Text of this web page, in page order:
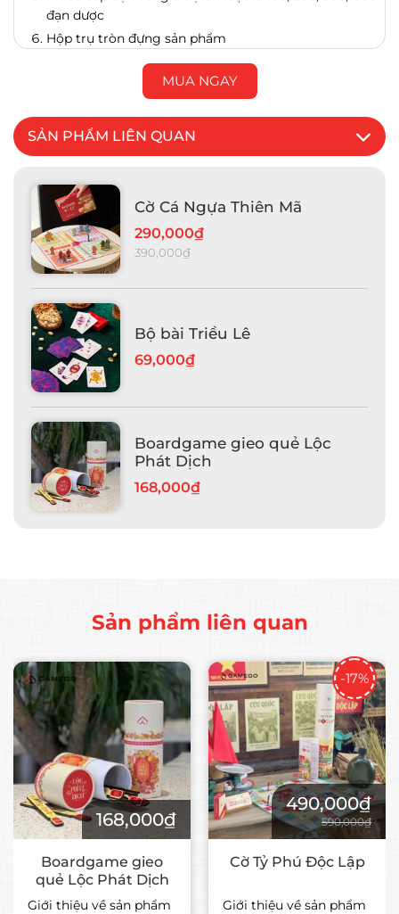
đạn dược
Hộp trụ tròn đựng sản phẩm
MUA NGAY
SẢN PHẨM LIÊN QUAN
Cờ Cá Ngựa Thiên Mã
290,000₫
390,000₫
Bộ bài Triều Lê
69,000₫
Boardgame gieo quẻ Lộc
Phát Dịch
168,000₫
Sản phẩm liên quan
168,000₫
Boardgame gieo
quẻ Lộc Phát Dịch
Giới thiệu về sản phẩm
-17%
490,000₫
590,000₫
Cờ Tỷ Phú Độc Lập
Giới thiệu về sản phẩm